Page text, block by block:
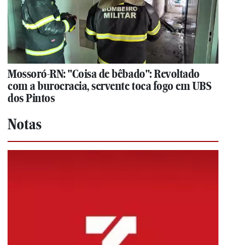
Mossoró-RN: "Coisa de bêbado": Revoltado
com a burocracia, servente toca fogo em UBS
dos Pintos
Notas